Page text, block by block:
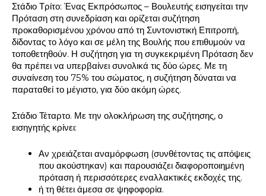
Στάδιο Τρίτο: Ένας Εκπρόσωπος – Βουλευτής εισηγείται την
Πρόταση στη συνεδρίαση και ορίζεται συζήτηση
προκαθορισμένου χρόνου από τη Συντονιστική Επιτροπή,
δίδοντας το λόγο και σε μέλη της Βουλής που επιθυμούν να
τοποθετηθούν. Η συζήτηση για τη συγκεκριμένη Πρόταση δεν
θα πρέπει να υπερβαίνει συνολικά τις δύο ώρες. Με τη
συναίνεση του 75% του σώματος, η συζήτηση δύναται να
παραταθεί το μέγιστο, για δύο ακόμη ώρες.
Στάδιο Τέταρτο. Με την ολοκλήρωση της συζήτησης, ο
εισηγητής κρίνει:
Αν χρειάζεται αναμόρφωση (συνθέτοντας τις απόψεις
που ακούστηκαν) και παρουσιάζει διαφοροποιημένη
πρόταση ή περισσότερες εναλλακτικές εκδοχές της.
ή τη θέτει άμεσα σε ψηφοφορία.